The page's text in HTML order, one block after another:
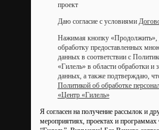
проект
Даю согласие с условиями
Нажимая кнопку «Продолжить»,
обработку предоставленных
данных в соответствии с
«Гилель» в области обработки и
данных, а также подтверждаю,
Политикой об обработке
«Центр «Гилель»
Я согласен на получение рассылок и
мероприятиях, проектах и